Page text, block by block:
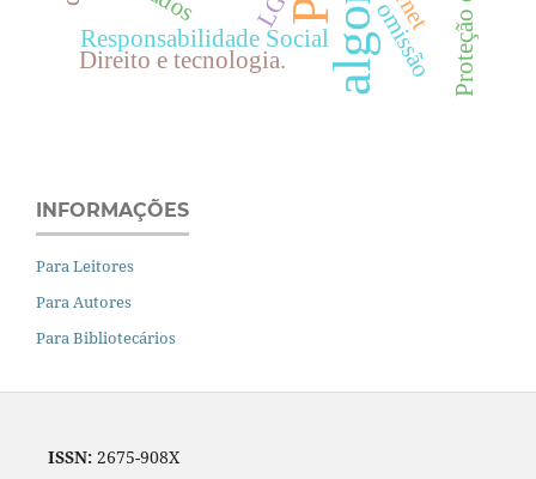
Responsabilidade Social
Direito e tecnologia. omissão
INFORMAÇÕES
Para Leitores
Para Autores
Para Bibliotecários
ISSN:2675-908X